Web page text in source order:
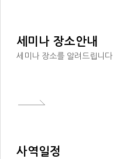
세미나 장소안내
세미나 장소를 알려드립니다.
사역일정